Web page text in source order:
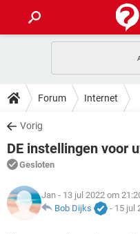
INSTAGRAM
NETFLIX
GRATIS
TIKTOK
HOW-TO
VIDEOBELLEN
NETFLIX
GRATIS
TIKTOK
DOWNLOADS
VIDEOBELLEN
INSTAGRAM
NETFLIX
GRATIS
FORUM
VIDEOBELLEN
INSTAGRAM
ARTIKELEN
VIDEOBELLEN
Forum Internet
Vorig
DE instellingen voor
Gesloten
Jan - 13 jul 2022 om
Bob Dijks
- 15 jul